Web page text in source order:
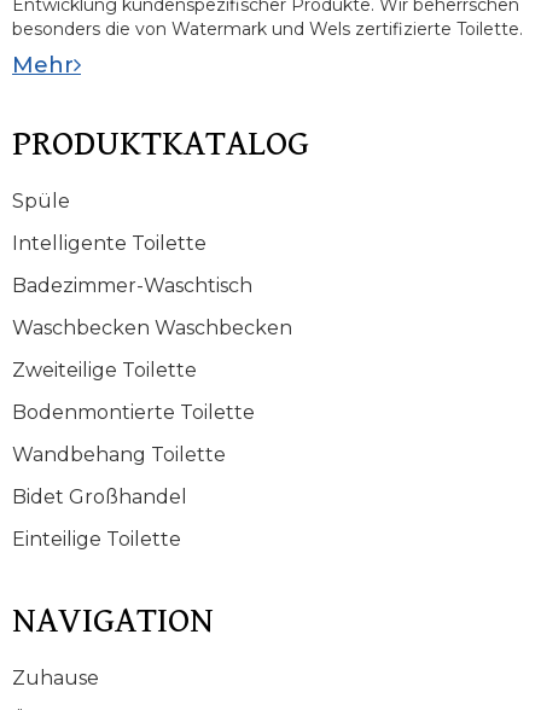
Entwicklung kundenspezifischer Produkte. Wir beherrschen
besonders die von Watermark und Wels zertifizierte Toilette.
Mehr
PRODUKTKATALOG
Spüle
Intelligente Toilette
Badezimmer-Waschtisch
Waschbecken Waschbecken
Zweiteilige Toilette
Bodenmontierte Toilette
Wandbehang Toilette
Bidet Großhandel
Einteilige Toilette
NAVIGATION
Zuhause